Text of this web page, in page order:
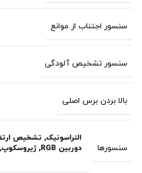
سنسور اجتناب از موانع
سنسور تشخیص آلودگی
بالا بردن برس اصلی
سنسورها
التراسونیک, تشخیص
دوربین RGB
,ژیروسکوپ,